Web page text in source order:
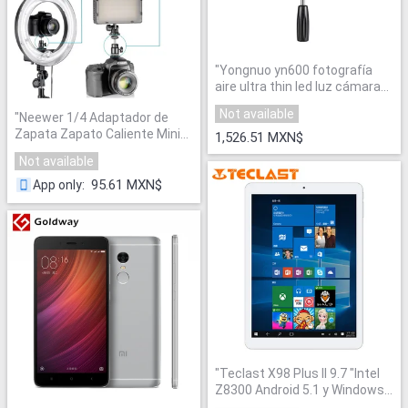
"Neewer 1/4 Adaptador de
Zapata Zapato Caliente Mini
Cabeza De La Bola soporte
con Cerradura para Soporte
de Trípode de Cámara Flash
de Luz LED montaje"
Not available
App only: 95.61 MXN$
"Yongnuo yn600 fotografía
aire ultra thin led luz cámara
de vídeo 5500 k para canon
nikon pentax olympas
samsung dslr cámara
Not available
1,526.51 MXN$
"Teclast X98 Plus II 9.7 "Intel
Z8300 Android 5.1 y Windows